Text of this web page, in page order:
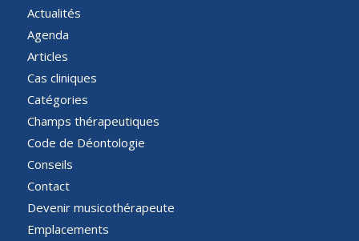
Actualités
Agenda
Articles
Cas cliniques
Catégories
Champs thérapeutiques
Code de Déontologie
Conseils
Contact
Devenir musicothérapeute
Emplacements